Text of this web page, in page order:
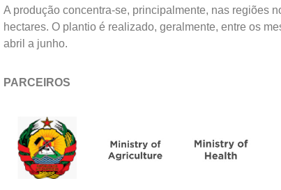
A produção concentra-se, principalmente, nas regiões
hectares. O plantio é realizado, geralmente, entre os
abril a junho.
PARCEIROS